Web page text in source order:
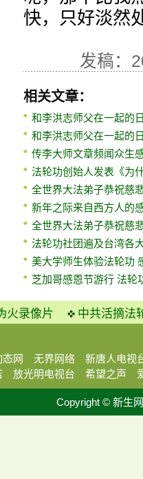
快，只好淡然
发稿：
相关文章：
和李洪志师父在一起的
和李洪志师父在一起的
传李大师文章频闻众生
法轮功创始人发表《为
全世界大法弟子恭祝慈
新年之际来自西方人的
全世界大法弟子恭祝慈
法轮功社团遍及台湾各
美大学师生体验法轮功
芝加哥感恩节游行 法轮
火录像片 中共活摘法
态网 无界网络
新唐人电视
放光明电视台 希望之声
Copyright © 新生